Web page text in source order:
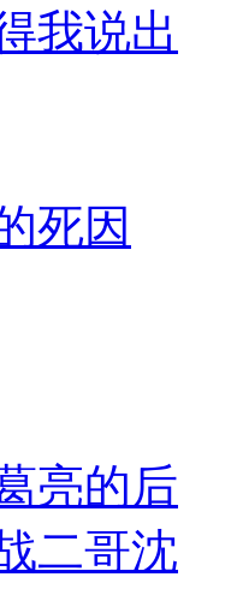
我说出
死因
亮的后
二哥沈